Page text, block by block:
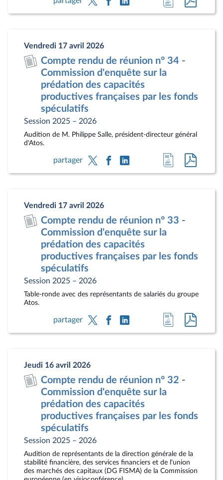
à
document
au
pdf
Vendredi 17 avril 2026
Compte rendu de réunion n° 34 -
Commission d'enquête sur la
prédation des capacités
productives françaises par les fonds
spéculatifs
Session 2025 – 2026
Audition de M. Philippe Salle, président-directeur général
d'Atos.
partager
Accéder
à
document
au
pdf
Vendredi 17 avril 2026
Compte rendu de réunion n° 33 -
Commission d'enquête sur la
prédation des capacités
productives françaises par les fonds
spéculatifs
Session 2025 – 2026
Table-ronde avec des représentants de salariés du groupe
Atos.
partager
Accéder
à
document
au
pdf
Jeudi 16 avril 2026
Compte rendu de réunion n° 32 -
Commission d'enquête sur la
prédation des capacités
productives françaises par les fonds
spéculatifs
Session 2025 – 2026
Audition de représentants de la direction générale de la
stabilité financière, des services financiers et de l'union
des marchés des capitaux (DG FISMA) de la Commission